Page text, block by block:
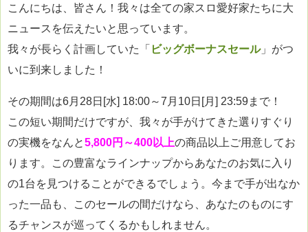
こんにちは、皆さん！我々は全ての家スロ愛好家たちに大
ニュースを伝えたいと思っています。
我々が長らく計画していた「 ビッグボーナスセール」がつ
いに到来しました！
その期間は6月28日[水] 18:00～7月10日[月] 23:59まで！
この短い期間だけですが、我々が手がけてきた選りすぐり
の実機をなんと5,800円～400以上の商品以上ご用意してお
ります。この豊富なラインナップからあなたのお気に入り
の1台を見つけることができるでしょう。今まで手が出なか
った一品も、このセールの間だけなら、あなたのものにす
るチャンスが巡ってくるかもしれません。